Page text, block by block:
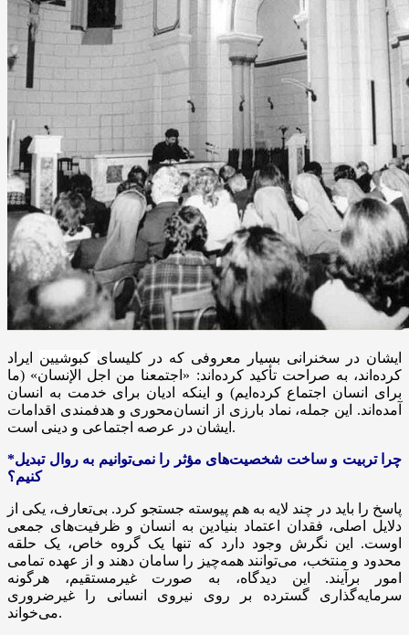
ایشان در سخنرانی بسیار معروفی که در کلیسای کبوشیین ایراد
کرده‌اند، به صراحت تأکید کرده‌اند: «اجتمعنا من اجل الإنسان» (ما
برای انسان اجتماع کرده‌ایم) و اینکه ادیان برای خدمت به انسان
آمده‌اند. این جمله، نماد بارزی از انسان‌محوری و هدفمندی اقدامات
ایشان در عرصه اجتماعی و دینی است.
*چرا تربیت و ساخت شخصیت‌های مؤثر را نمی‌توانیم به روال تبدیل
کنیم؟
پاسخ را باید در چند لایه به هم پیوسته جستجو کرد. بی‌تعارف، یکی از
دلایل اصلی، فقدان اعتماد بنیادین به انسان و ظرفیت‌های جمعی
اوست. این نگرش وجود دارد که تنها یک گروه خاص، یک حلقه
محدود و منتخب، می‌توانند همه‌چیز را سامان دهند و از عهده تمامی
امور برآیند. این دیدگاه، به صورت غیرمستقیم، هرگونه
سرمایه‌گذاری گسترده بر روی نیروی انسانی را غیرضروری
می‌خواند.